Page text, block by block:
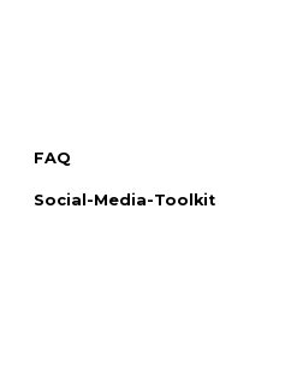
FAQ
Social-Media-Toolkit